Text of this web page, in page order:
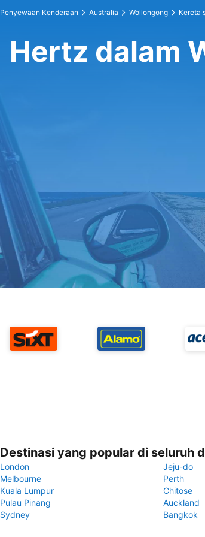
Penyewaan Kenderaan Australia Wollongong Kereta
Hertz dalam
Destinasi yang popular di seluruh
London
Jeju-do
Melbourne
Perth
Kuala Lumpur
Chitose
Pulau Pinang
Auckland
Sydney
Bangkok